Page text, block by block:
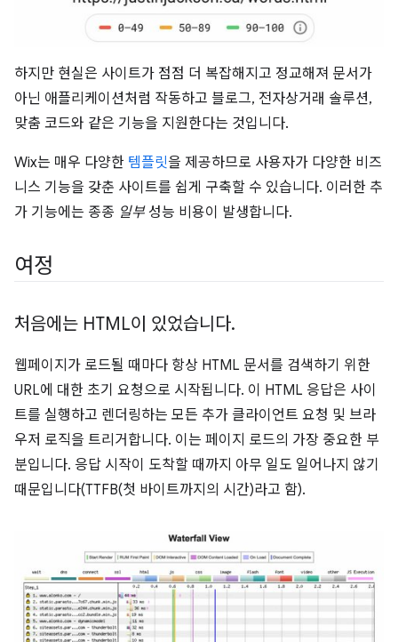
하지만 현실은 사이트가 점점 더 복잡해지고 정교해져 문서가
아닌 애플리케이션처럼 작동하고 블로그, 전자상거래 솔루션,
맞춤 코드와 같은 기능을 지원한다는 것입니다.
Wix는 매우 다양한 템플릿을 제공하므로 사용자가 다양한 비즈
니스 기능을 갖춘 사이트를 쉽게 구축할 수 있습니다. 이러한 추
가 기능에는 종종 일부 성능 비용이 발생합니다.
여정
처음에는 HTML이 있었습니다.
웹페이지가 로드될 때마다 항상 HTML 문서를 검색하기 위한
URL에 대한 초기 요청으로 시작됩니다. 이 HTML 응답은 사이
트를 실행하고 렌더링하는 모든 추가 클라이언트 요청 및 브라
우저 로직을 트리거합니다. 이는 페이지 로드의 가장 중요한 부
분입니다. 응답 시작이 도착할 때까지 아무 일도 일어나지 않기
때문입니다(TTFB(첫 바이트까지의 시간)라고 함).